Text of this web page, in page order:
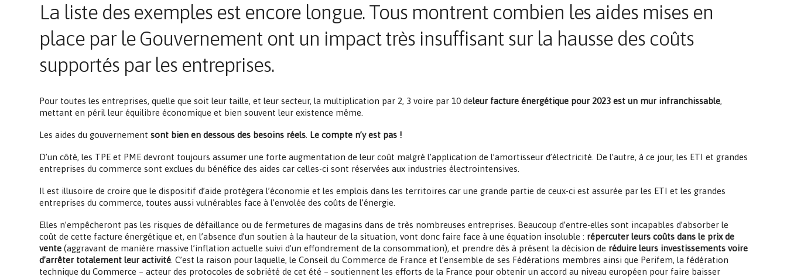
La liste des exemples est encore longue. Tous montrent combien les aides mises en
place par le Gouvernement ont un impact très insuffisant sur la hausse des coûts
supportés par les entreprises.
Pour toutes les entreprises, quelle que soit leur taille, et leur secteur, la multiplication par 2, 3 voire par 10 deleur facture énergétique pour 2023 est un mur infranchissable,
mettant en péril leur équilibre économique et bien souvent leur existence même.
Les aides du gouvernement sont bien en dessous des besoins réels Le compte n’y est pas !
D’un côté, les TPE et PME devront toujours assumer une forte augmentation de leur coût malgré l’application de l’amortisseur d’électricité. De l’autre, à ce jour, les ETI et grandes
entreprises du commerce sont exclues du bénéfice des aides car celles-ci sont réservées aux industries électrointensives.
Il est illusoire de croire que le dispositif d’aide protégera l’économie et les emplois dans les territoires car une grande partie de ceux-ci est assurée par les ETI et les grandes
entreprises du commerce, toutes aussi vulnérables face à l’envolée des coûts de l’énergie.
Elles n’empêcheront pas les risques de défaillance ou de fermetures de magasins dans de très nombreuses entreprises. Beaucoup d’entre-elles sont incapables d’absorber le
coût de cette facture énergétique et, en l’absence d’un soutien à la hauteur de la situation, vont donc faire face à une équation insoluble : répercuter leurs coûts dans le prix de
vente (aggravant de manière massive l’inflation actuelle suivi d’un effondrement de la consommation), et prendre dès à présent la décision de réduire leurs investissements voire
d’arrêter totalement leur activité . C’est la raison pour laquelle, le Conseil du Commerce de France et l’ensemble de ses Fédérations membres ainsi que Perifem, la fédération
technique du Commerce – acteur des protocoles de sobriété de cet été – soutiennent les efforts de la France pour obtenir un accord au niveau européen pour faire baisser